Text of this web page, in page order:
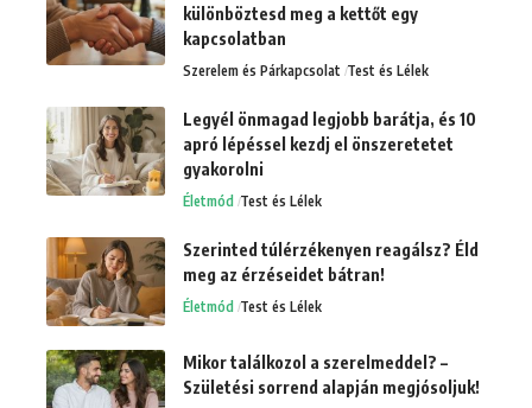
különböztesd meg a kettőt egy
kapcsolatban
Szerelem és Párkapcsolat Test és Lélek
Legyél önmagad legjobb barátja, és 10
apró lépéssel kezdj el önszeretetet
gyakorolni
Életmód Test és Lélek
Szerinted túlérzékenyen reagálsz? Éld
meg az érzéseidet bátran!
Életmód Test és Lélek
Mikor találkozol a szerelmeddel? –
Születési sorrend alapján megjósoljuk!